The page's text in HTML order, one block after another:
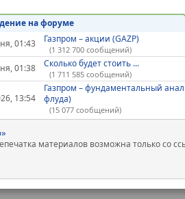
на форуме
01:43
Газпром – акции (GAZP)
(1 312 700 сообщений)
01:38 Сколько будет стоить ...
(1 711 585 сообщений)
13:54
Газпром – фундаментальный
флуда)
(15 077 сообщений)
материалов возможна только со